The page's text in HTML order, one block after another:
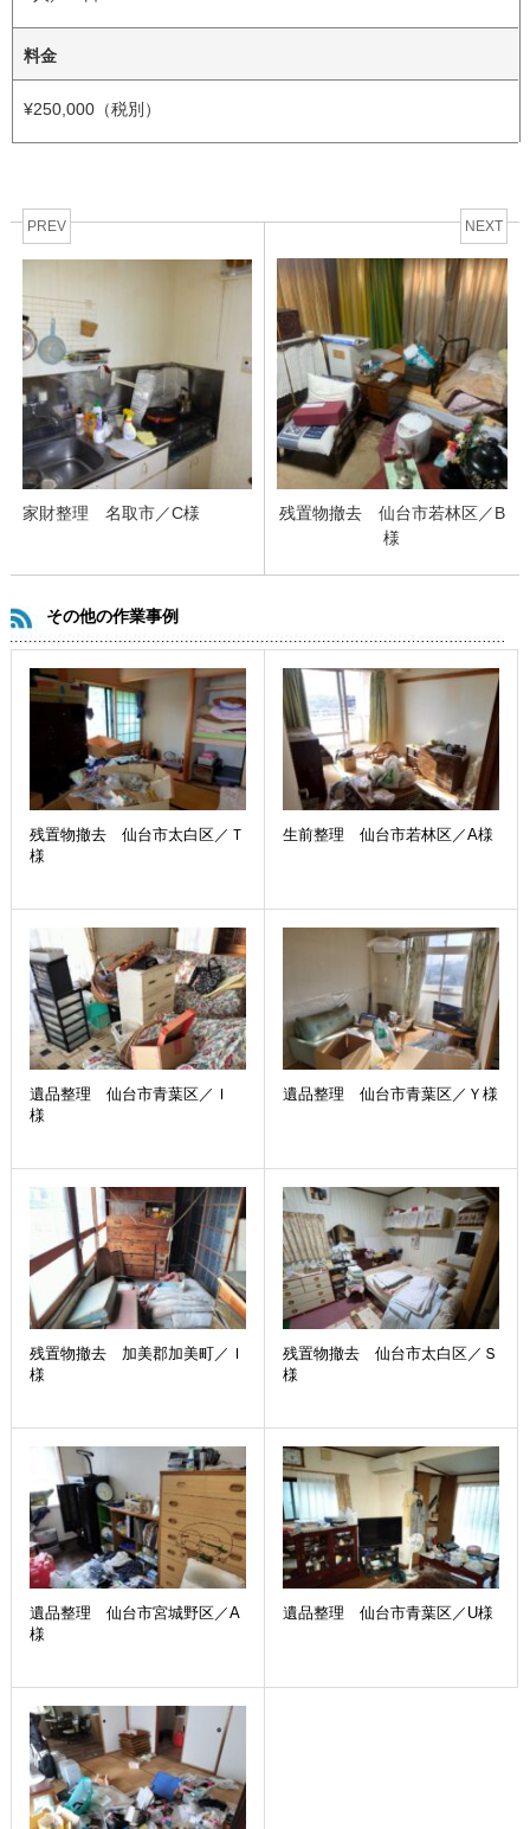
料金
¥250,000（税別）
PREV
家財整理 名取市／C様
NEXT
残置物撤去 仙台市若林区／B
様
その他の作業事例
残置物撤去 仙台市太白区／Ｔ
様
生前整理 仙台市若林区／A様
遺品整理 仙台市青葉区／Ｉ
様
遺品整理 仙台市青葉区／Ｙ様
残置物撤去 加美郡加美町／Ｉ
様
残置物撤去 仙台市太白区／Ｓ
様
遺品整理 仙台市宮城野区／A
様
遺品整理 仙台市青葉区／U様